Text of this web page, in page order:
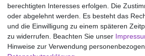
14 Tage
Impressum
berechtigten Interesses erfolgen. Die
oder abgelehnt werden. Es besteht das
und die Einwilligung zu einem späteren
zu widerrufen. Beachten Sie unser
Hinweise zur Verwendung